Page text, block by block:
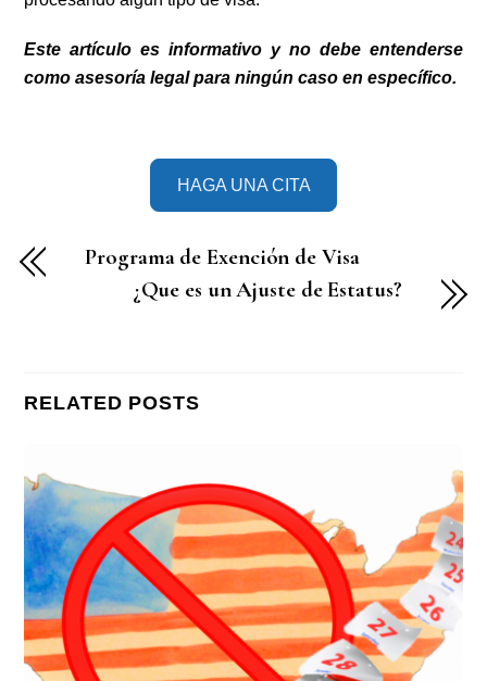
Este artículo es informativo y no debe entenderse
como asesoría legal para ningún caso en específico.
HAGA UNA CITA
Programa de Exención de Visa
¿Que es un Ajuste de Estatus?
RELATED POSTS